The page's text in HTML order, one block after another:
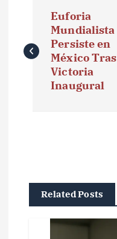
v
Euforia
Mundialista
Persiste en
México Tras
Victoria
Inaugural
Related Posts